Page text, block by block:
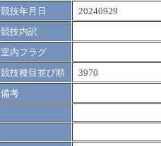
競技年月日
20240929
競技内訳
室内フラグ
競技種目並び順
3970
備考